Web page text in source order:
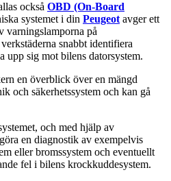
också OBD (On-Board
systemet i din Peugeotavger ett
varningslamporna på
snabbt identifiera
upp sig mot bilens datorsystem.
en överblick över en mängd
och säkerhetssystem och kan gå
och med hjälp av
en diagnostik av exempelvis
eller bromssystem och eventuellt
fel i bilens krockkuddesystem.